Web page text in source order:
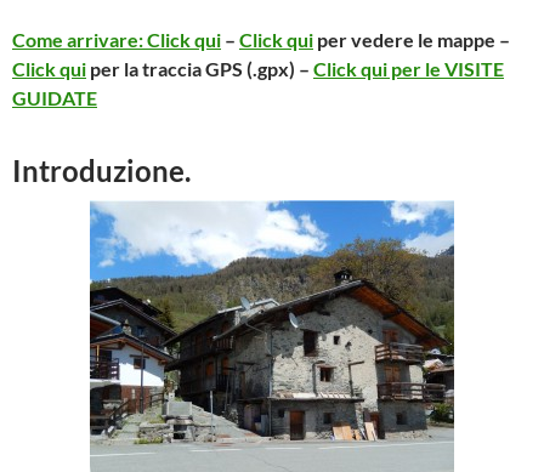
Come arrivare: Click qui – Click qui per vedere le mappe –
Click qui per la traccia GPS (.gpx) – Click qui per le VISITE
GUIDATE
Introduzione.